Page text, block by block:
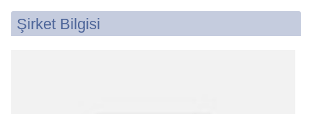
Şirket Bilgisi